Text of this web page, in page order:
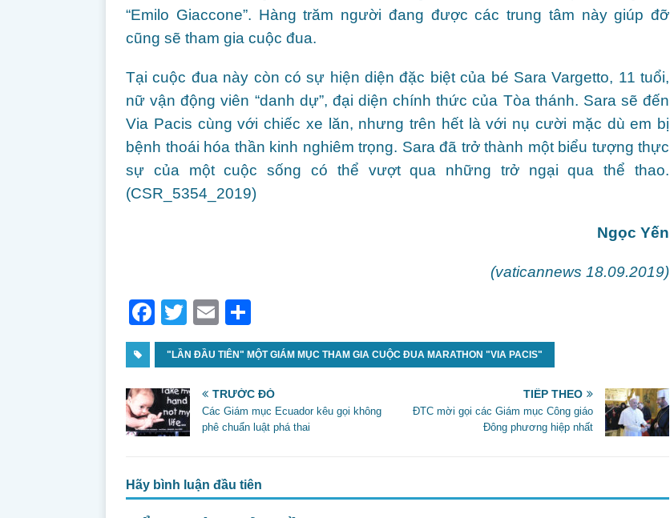
“Emilo Giaccone”. Hàng trăm người đang được các trung tâm này giúp đỡ
cũng sẽ tham gia cuộc đua.
Tại cuộc đua này còn có sự hiện diện đặc biệt của bé Sara Vargetto, 11 tuổi,
nữ vận động viên “danh dự”, đại diện chính thức của Tòa thánh. Sara sẽ đến
Via Pacis cùng với chiếc xe lăn, nhưng trên hết là với nụ cười mặc dù em bị
bệnh thoái hóa thần kinh nghiêm trọng. Sara đã trở thành một biểu tượng thực
sự của một cuộc sống có thể vượt qua những trở ngại qua thể thao.
(CSR_5354_2019)
Ngọc Yến
(vaticannews 18.09.2019)
F
a
c
e
b
o
k
T
w
itt
er
E
m
ai
l
h
ar
e
"LẦN ĐẦU TIÊN" MỘT GIÁM MỤC THAM GIA CUỘC ĐUA MARATHON "VIA PACIS"
TRƯỚC ĐÓ
Các Giám mục Ecuador kêu gọi không
phê chuẩn luật phá thai
TIẾP THEO
ĐTC mời gọi các Giám mục Công giáo
Đông phương hiệp nhất
Hãy bình luận đầu tiên